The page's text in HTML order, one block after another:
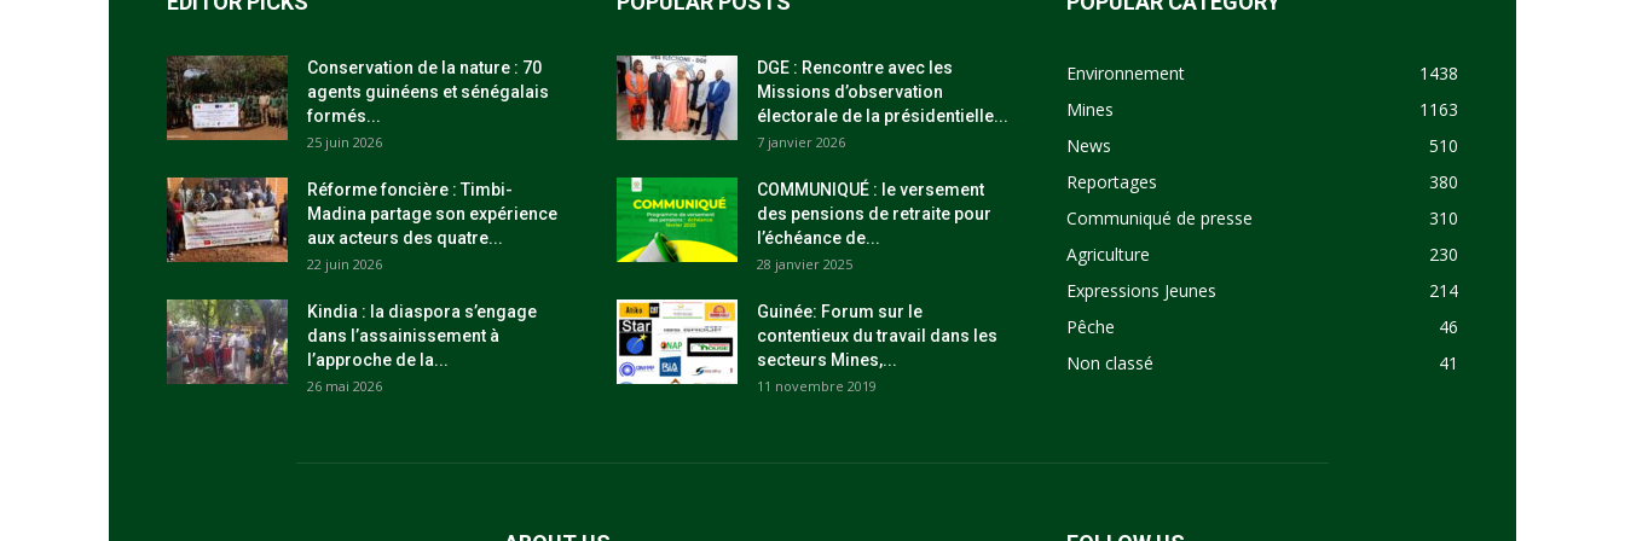
Conservation de la nature : 70
agents guinéens et sénégalais
formés...
25 juin 2026
Réforme foncière : Timbi-
Madina partage son expérience
aux acteurs des quatre...
22 juin 2026
Kindia : la diaspora s’engage
dans l’assainissement à
l’approche de la...
26 mai 2026
DGE : Rencontre avec les
Missions d’observation
électorale de la présidentielle...
7 janvier 2026
COMMUNIQUÉ : le versement
des pensions de retraite pour
l’échéance de...
28 janvier 2025
Guinée: Forum sur le
contentieux du travail dans les
secteurs Mines,...
11 novembre 2019
Environnement
1438
Mines
1163
News
510
Reportages
380
Communiqué de presse
310
Agriculture
230
Expressions Jeunes
214
Pêche
46
Non classé
41